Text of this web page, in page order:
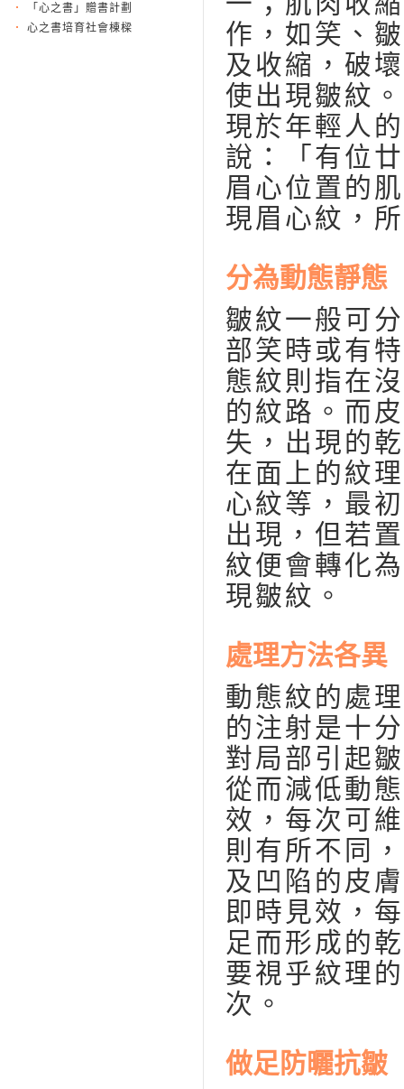
「心之書」贈書計劃
心之書培育社會棟樑
作，如笑、
及收縮，破
使出現皺紋
現於年輕人
說：「有位
眉心位置的
現眉心紋，
分為動態靜態
皺紋一般可
部笑時或有
態紋則指在
的紋路。而
失，出現的
在面上的紋
心紋等，最
出現，但若
紋便會轉化
現皺紋。
處理方法各異
動態紋的處
的注射是十
對局部引起
從而減低動
效，每次可
則有所不同
及凹陷的皮
即時見效，
足而形成的
要視乎紋理
次。
做足防曬抗皺